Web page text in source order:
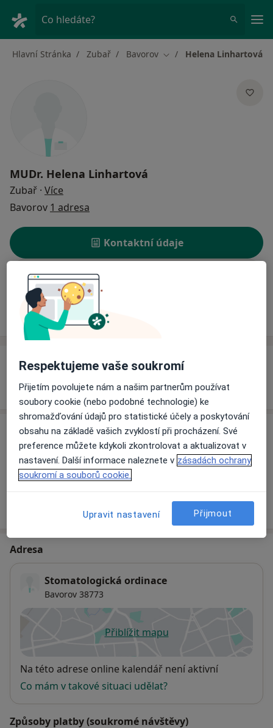
Co hledáte?
Hlavní Stránka Zubař Bavorov Změna města
Helena Linhartová
MUDr. Helena Linhartová
Zubař · Více
Bavorov 1 adresa
Kontaktní údaje
Rezervovat termín
Zkušenosti Ceník
Zkušenosti
38773
Ceník
Informace o službách a cenách nejsou k dispozici
Tento specialista ještě nepřidával žádné informace o
Adresa
Stomatologická ordinace
Bavorov 38773
Přiblížit mapuse otevře v nové záložce
Dostupnost
Na této adrese online kalendář není aktivní
Co mám v takové situaci udělat?
Způsoby platby (soukromé návštěvy)
Respektujeme vaše soukromí
Přijetím povolujete nám a našim partnerům používat
soubory cookie (nebo podobné technologie) ke
shromažďování údajů pro statistické účely a poskytování
obsahu na základě vašich zvyklostí při procházení. Své
preference můžete kdykoli zkontrolovat a aktualizovat v
nastavení. Další informace naleznete v zásadách ochrany
soukromí a souborů cookie.
Upravit nastavení Přijmout